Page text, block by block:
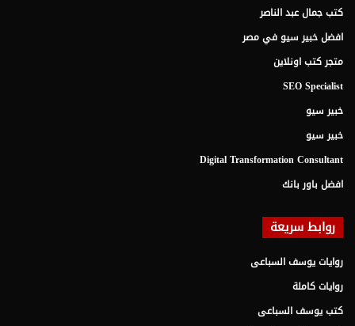
كتب جمال عبد الناصر
افضل خبير سيو في مصر
متجر كتب اونلاين
SEO Specialist
خبير سيو
خبير سيو
Digital Transformation Consultant
افضل باور بانك
روابط سريعة
روايات يوسف السباعى
روايات كاملة
كتب يوسف السباعى